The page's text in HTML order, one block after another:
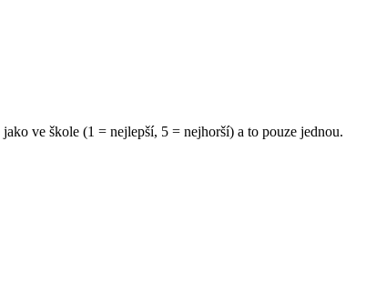
ve škole (1 = nejlepší, 5 = nejhorší) a to pouze jednou.